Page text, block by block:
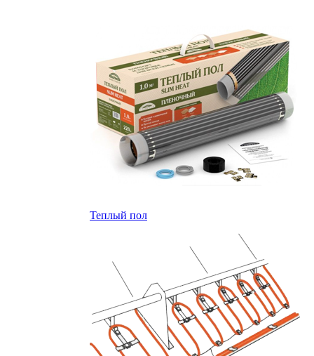
Теплый пол